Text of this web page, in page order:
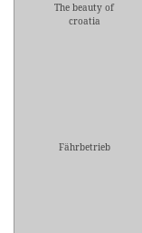
The beauty of
croatia
Fährbetrieb